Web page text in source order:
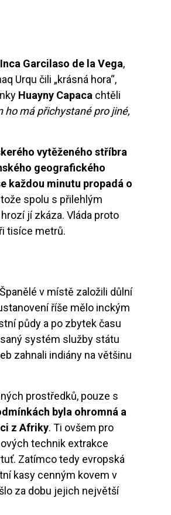
Inca Garcilaso de la Vega,
Urqu čili „krásná hora“,
Huayny Capaca chtěli
ho má přichystané pro jiné,
vytěženého stříbra
geografického
každou minutu propadá o
spolu s přilehlým
jí zkáza. Vláda proto
tisíce metrů.
v místě založili důlní
říše mělo inckým
půdy a po zbytek času
systém služby státu
zahnali indiány na většinu
prostředků, pouze s
byla ohromná a
z Afriky. Ti ovšem pro
technik extrakce
Zatímco tedy evropská
kasy cenným kovem v
za dobu jejich největší